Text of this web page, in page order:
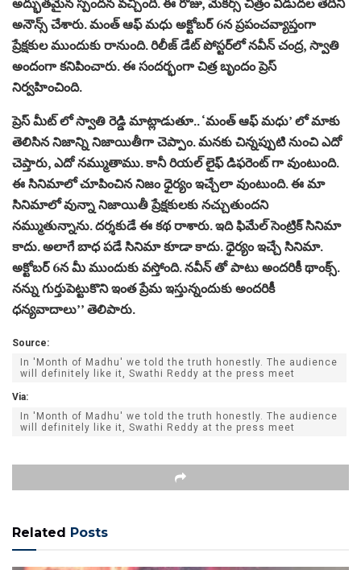
అనౌన్స్ చేశారు. మంత్ ఆఫ్ మధు అక్టోబర్ 6న ప్రపంచవ్యాప్తంగా
ప్రేక్షకుల ముందుకు రానుంది. రిలీజ్ డేట్ పోస్టర్‌లో నవీన్ చంద్ర, స్వాతి
అందంగా కనిపించారు. ఈ సందర్భంగా చిత్ర బృందం ప్రెస్
నిర్వహించింది.
ప్రెస్ మీట్ లో స్వాతి రెడ్డి మాట్లాడుతూ.. ‘మంత్ ఆఫ్ మధు’ లో మాకు
తెలిసిన నిజాన్ని నిజాయితీగా చెప్పాం. మనకు చిన్నప్పుటి నుంచి ఎదో
చెప్తారు, ఎదో నమ్ముతాము. కానీ రియల్ లైఫ్ డిఫరెంట్ గా వుంటుంది.
ఈ సినిమాలో చూపించిన నిజం ధైర్యం ఇచ్చేలా వుంటుంది. ఈ మా
సినిమాలో వున్నా నిజాయితీ ప్రేక్షకులకు నచ్చుతుందని
నమ్ముతున్నాను. దర్శకుడే ఈ కథ రాశారు. ఇది ఫిమేల్ సెంట్రిక్ సినిమా
కాదు. అలాగే బాధ పడే సినిమా కూడా కాదు. ధైర్యం ఇచ్చే సినిమా.
అక్టోబర్ 6న మీ ముందుకు వస్తోంది. నవీన్ తో పాటు అందరికీ థాంక్స్.
నన్ను గుర్తుపెట్టుకొని ఇంత ప్రేమ ఇస్తున్నందుకు అందరికీ
ధన్యవాదాలు’’ తెలిపారు.
Source:
In 'Month of Madhu' we told the truth honestly. The audience
will definitely like it, Swathi Reddy at the press meet
Via:
In 'Month of Madhu' we told the truth honestly. The audience
will definitely like it, Swathi Reddy at the press meet
Related Posts